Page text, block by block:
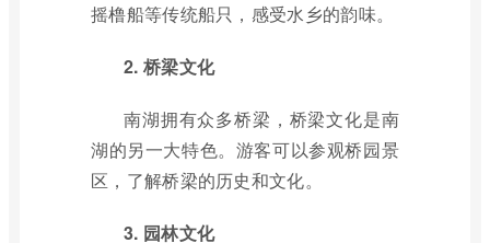
摇橹船等传统船只，感受水乡的韵味。
2. 桥梁文化
南湖拥有众多桥梁，桥梁文化是南
湖的另一大特色。游客可以参观桥园景
区，了解桥梁的历史和文化。
3. 园林文化